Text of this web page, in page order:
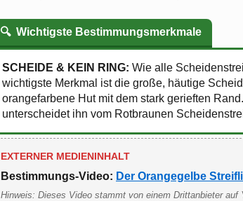
🔍 Wichtigste Bestimmungsmerkmale
SCHEIDE & KEIN RING: Wie alle
wichtigste Merkmal ist die große, häutige
orangefarbene Hut mit dem stark gerieften
unterscheidet ihn vom Rotbraunen
EXTERNER MEDIENINHALT
Bestimmungs-Video: Der Orangegelbe
Hinweis: Dieses Video stammt von einem Drittanbieter